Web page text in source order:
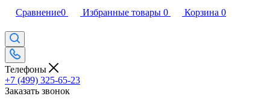
Сравнение0 Избранные товары 0 Корзина 0
Телефоны
+7 (499) 325-65-23
Заказать звонок